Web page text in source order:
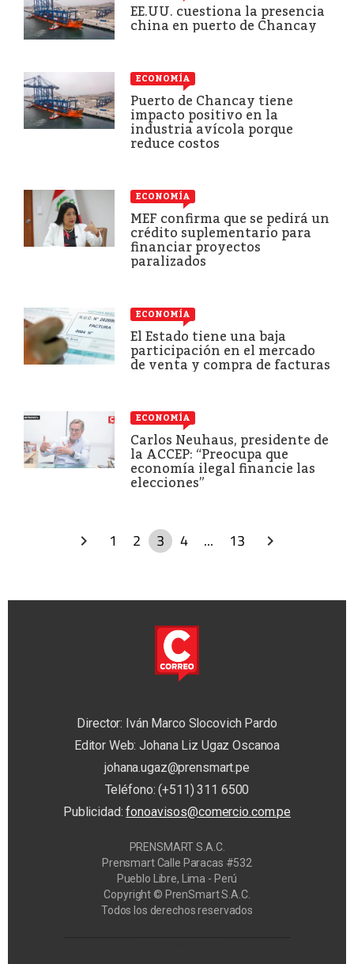
EE.UU. cuestiona la presencia
china en puerto de Chancay
ECONOMÍA
Puerto de Chancay tiene
impacto positivo en la
industria avícola porque
reduce costos
ECONOMÍA
MEF confirma que se pedirá un
crédito suplementario para
financiar proyectos
paralizados
ECONOMÍA
El Estado tiene una baja
participación en el mercado
de venta y compra de facturas
ECONOMÍA
Carlos Neuhaus, presidente de
la ACCEP: “Preocupa que
economía ilegal financie las
elecciones”
1 2 3 4 ... 13
Director: Iván Marco Slocovich Pardo
Editor Web: Johana Liz Ugaz Oscanoa
johana.ugaz@prensmart.pe
Teléfono: (+511) 311 6500
Publicidad:fonoavisos@comercio.com.pe
PRENSMART S.A.C.
Prensmart Calle Paracas #532
Pueblo Libre, Lima - Perú
Copyright © PrenSmart S.A.C.
Todos los derechos reservados